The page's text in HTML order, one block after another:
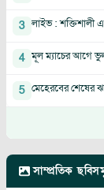
3 লাইভ : শক্তিশালী
4 মূল ম্যাচের আগে
5 মেহেরবের শেষের
সাম্প্রতিক